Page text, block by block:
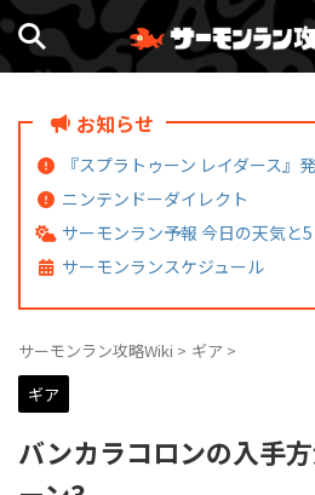
お知らせ
『スプラトゥーン レイダース』
ニンテンドーダイレクト
サーモンラン予報 今日の天気と
サーモンランスケジュール
サーモンラン攻略Wiki > ギア >
ギア
バンカラコロンの入手